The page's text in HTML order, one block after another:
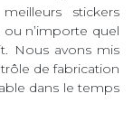
stickers
n’importe quel
Nous avons mis
de fabrication
dans le temps